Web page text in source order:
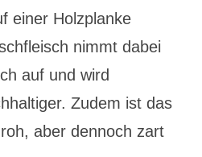
einer Holzplanke
nimmt dabei
auf und wird
Zudem ist das
aber dennoch zart